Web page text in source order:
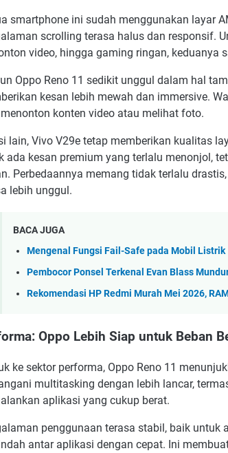
smartphone ini sudah menggunakan layar
scrolling terasa halus dan responsif.
video, hingga gaming ringan, keduanya
Oppo Reno 11 sedikit unggul dalam hal
kesan lebih mewah dan immersive.
konten video atau melihat foto.
lain, Vivo V29e tetap memberikan kualitas
ada kesan premium yang terlalu menonjol,
Perbedaannya memang tidak terlalu
lebih unggul.
BACA JUGA
Mengenal Fungsi Fail-Safe pada Mobil Listrik
Pembocor Ponsel Terkenal Evan Blass
Rekomendasi HP Redmi Murah Mei 2026,
Oppo Lebih Siap untuk Beban
ke sektor performa, Oppo Reno 11
multitasking dengan lebih lancar,
aplikasi yang cukup berat.
penggunaan terasa stabil, baik
antar aplikasi dengan cepat. Ini